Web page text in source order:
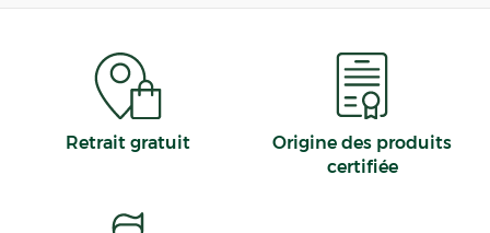
Retrait gratuit
Origine des produits
certifiée